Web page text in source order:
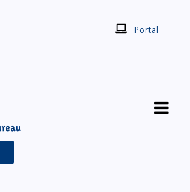
Portal